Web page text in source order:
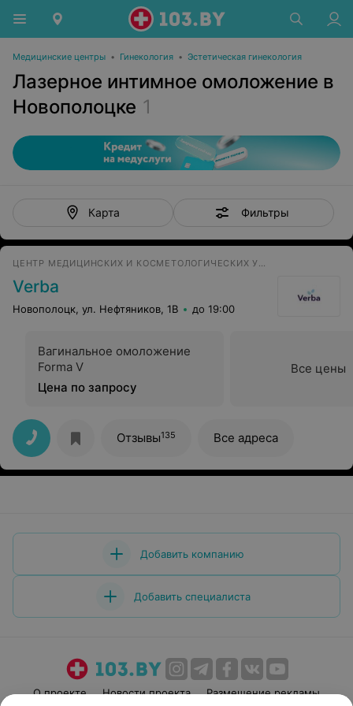
Медицинские центры • Гинекология • Эстетическая гинекология
Лазерное интимное омоложение в
Новополоцке 1
Карта Фильтры
ЦЕНТР МЕДИЦИНСКИХ И КОСМЕТОЛОГИЧЕСКИХ УСЛУГ
Verba
Новополоцк, ул. Нефтяников, 1В до 19:00
Вагинальное омоложение
Forma V
Цена по запросу
Все цены
Отзывы135 Все адреса
Добавить компанию
Добавить специалиста
О проекте Новости проекта Размещение рекламы